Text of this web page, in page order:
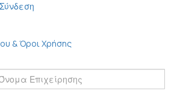
Σύνδεση
& Όροι Χρήσης